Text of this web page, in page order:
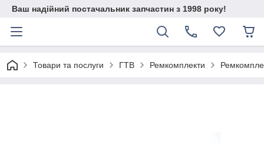
Ваш надійний постачальник запчастин з 1998 року!
Товари та послуги ГТВ Ремкомплекти